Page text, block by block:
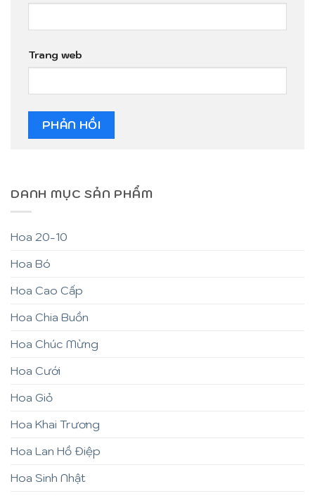
Trang web
DANH MỤC SẢN PHẨM
Hoa 20-10
Hoa Bó
Hoa Cao Cấp
Hoa Chia Buồn
Hoa Chúc Mừng
Hoa Cưới
Hoa Giỏ
Hoa Khai Trương
Hoa Lan Hồ Điệp
Hoa Sinh Nhật